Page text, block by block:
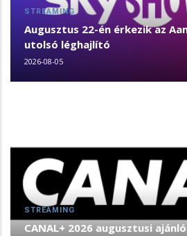
STREAMING
Augusztus 22-én érkezik az
utolsó léghajlító
2026-08-05
STREAMING
CANAL+ 2026 augusztusi ajánló